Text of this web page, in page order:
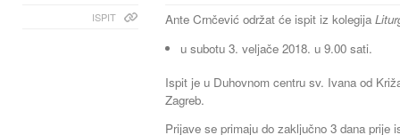
ISPIT Ante Crnčević održat će ispit iz kolegija
u subotu 3. veljače 2018. u 9.00 sati.
Ispit je u Duhovnom centru sv. Ivana od
Zagreb.
Prijave se primaju do zaključno 3 dana prije